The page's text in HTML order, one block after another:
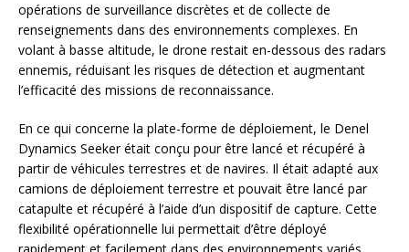
opérations de surveillance discrètes et de collecte de
renseignements dans des environnements complexes. En
volant à basse altitude, le drone restait en-dessous des radars
ennemis, réduisant les risques de détection et augmentant
l’efficacité des missions de reconnaissance.
En ce qui concerne la plate-forme de déploiement, le Denel
Dynamics Seeker était conçu pour être lancé et récupéré à
partir de véhicules terrestres et de navires. Il était adapté aux
camions de déploiement terrestre et pouvait être lancé par
catapulte et récupéré à l’aide d’un dispositif de capture. Cette
flexibilité opérationnelle lui permettait d’être déployé